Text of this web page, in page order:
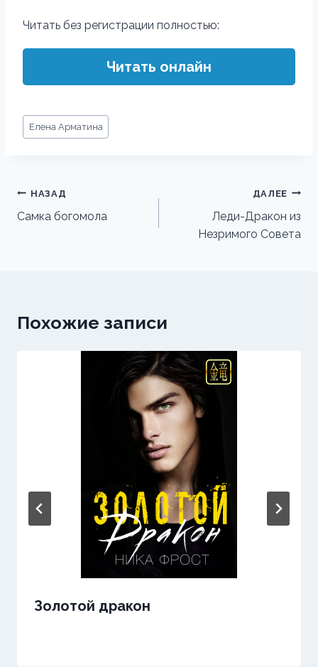
Читать без регистрации полностью:
Читать онлайн
Метки
записи:
Елена Арматина
Навигация
по
НАЗАД
Самка богомола
ДАЛЕЕ
Леди-Дракон из
Незримого Совета
Похожие записи
Золотой дракон